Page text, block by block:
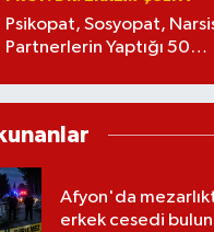
Psikopat, Sosyopat,
Partnerlerin Yaptığı 50
Afyon'da
erkek cesedi